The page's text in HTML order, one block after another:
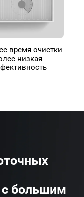
время очистки
низкая
с большим